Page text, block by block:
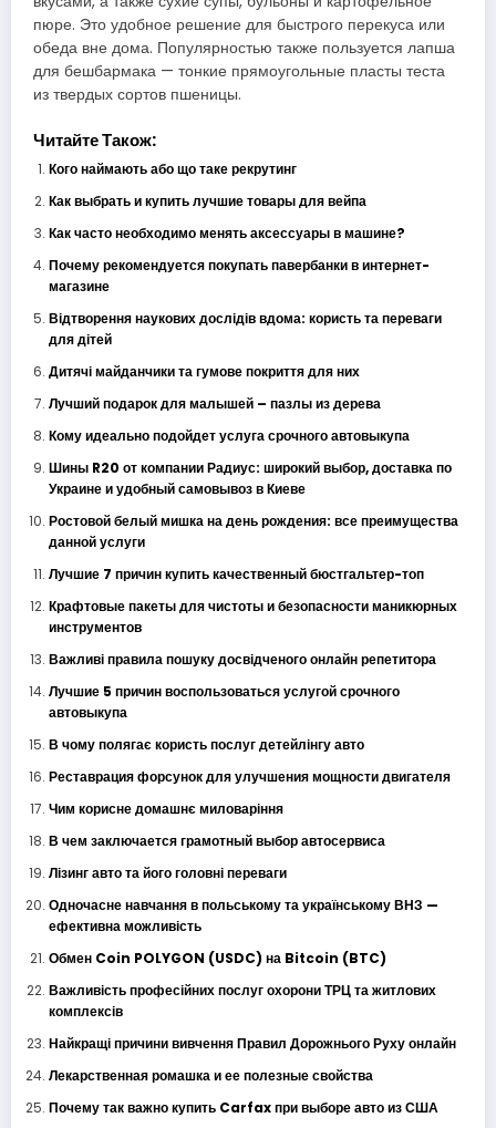
пюре. Это удобное решение для быстрого перекуса или
обеда вне дома. Популярностью также пользуется лапша
для бешбармака — тонкие прямоугольные пласты теста
из твердых сортов пшеницы.
Читайте Також:
Кого наймають або що таке рекрутинг
Как выбрать и купить лучшие товары для вейпа
Как часто необходимо менять аксессуары в машине?
Почему рекомендуется покупать павербанки в интернет-
магазине
Відтворення наукових дослідів вдома: користь та переваги
для дітей
Дитячі майданчики та гумове покриття для них
Лучший подарок для малышей – пазлы из дерева
Кому идеально подойдет услуга срочного автовыкупа
Шины R20 от компании Радиус: широкий выбор, доставка по
Украине и удобный самовывоз в Киеве
Ростовой белый мишка на день рождения: все преимущества
данной услуги
Лучшие 7 причин купить качественный бюстгальтер-топ
Крафтовые пакеты для чистоты и безопасности маникюрных
инструментов
Важливі правила пошуку досвідченого онлайн репетитора
Лучшие 5 причин воспользоваться услугой срочного
автовыкупа
В чому полягає користь послуг детейлінгу авто
Реставрация форсунок для улучшения мощности двигателя
Чим корисне домашнє миловаріння
В чем заключается грамотный выбор автосервиса
Лізинг авто та його головні переваги
Одночасне навчання в польському та українському ВНЗ —
ефективна можливість
Обмен Coin POLYGON (USDC) на Bitcoin (BTC)
Важливість професійних послуг охорони ТРЦ та житлових
комплексів
Найкращі причини вивчення Правил Дорожнього Руху онлайн
Лекарственная ромашка и ее полезные свойства
Почему так важно купить Carfax при выборе авто из США